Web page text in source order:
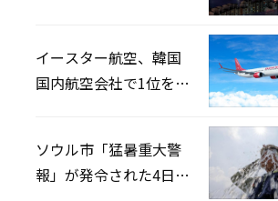
イースター航空、韓国
国内航空会社で1位を記
ソウル市「猛暑重大警
報」が発令された4日、